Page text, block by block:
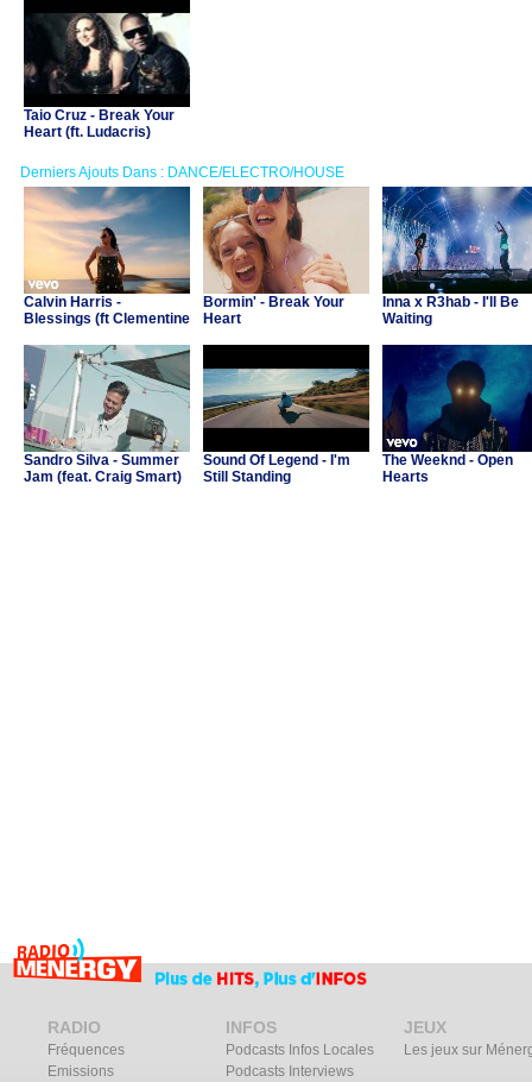
Taio Cruz - Break Your
Heart (ft. Ludacris)
Derniers Ajouts Dans : DANCE/ELECTRO/HOUSE
Calvin Harris -
Blessings (ft Clementine
Bormin' - Break Your
Heart
Inna x R3hab - I'll Be
Waiting
Sandro Silva - Summer
Jam (feat. Craig Smart)
Sound Of Legend - I'm
Still Standing
The Weeknd - Open
Hearts
RADIO
Fréquences
Emissions
INFOS
Podcasts Infos Locales
Podcasts Interviews
JEUX
Les jeux sur